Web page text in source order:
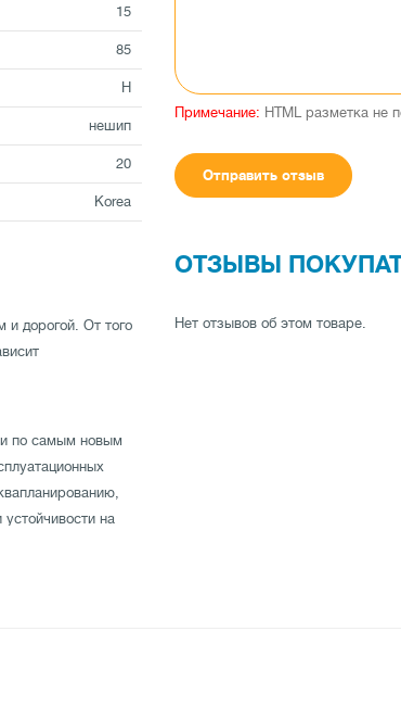
15
85
H
нешип
20
Korea
дорогой. От того
по самым новым
на
Примечание: HTML разметка не
Отправить отзыв
ОТЗЫВЫ
Нет отзывов об этом товаре.